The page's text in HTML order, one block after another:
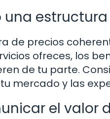
de precios
ofreces, los
de tu parte.
mercado y las
el valor